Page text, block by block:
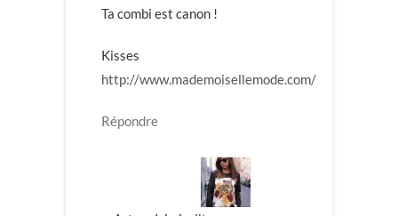
Ta combi est canon !
Kisses
http://www.mademoisellemode.com/
Répondre